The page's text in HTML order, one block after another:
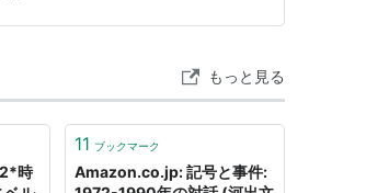
もっと見る
時
11 ブックマーク
Amazon.co.jp: 記号と事件: